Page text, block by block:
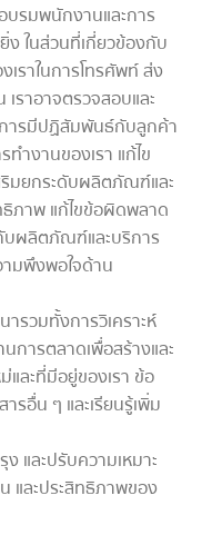
รมพนักงานและการ
ในส่วนที่เกี่ยวข้องกับ
ราในการโทรศัพท์ ส่ง
ราอาจตรวจสอบและ
ารมีปฏิสัมพันธ์กับลูกค้า
ำงานของเรา แก้ไข
มยกระดับผลิตภัณฑ์และ
ธิภาพ แก้ไขข้อผิดพลาด
บผลิตภัณฑ์และบริการ
ามพึงพอใจด้าน
รวมทั้งการวิเคราะห์
การตลาดเพื่อสร้างและ
ละที่มีอยู่ของเรา ข้อ
รอื่น ๆ และเรียนรู้เพิ่ม
และปรับความเหมาะ
และประสิทธิภาพของ